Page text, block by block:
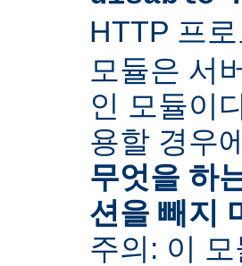
HTTP 프
모듈은 서
인 모듈이
용할 경우
무엇을 하
션을 빼지
주의: 이